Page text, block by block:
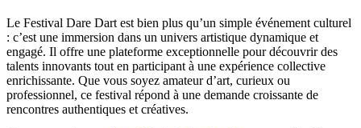
Le Festival Dare Dart est bien plus qu’un simple événement culturel
: c’est une immersion dans un univers artistique dynamique et
engagé. Il offre une plateforme exceptionnelle pour découvrir des
talents innovants tout en participant à une expérience collective
enrichissante. Que vous soyez amateur d’art, curieux ou
professionnel, ce festival répond à une demande croissante de
rencontres authentiques et créatives.